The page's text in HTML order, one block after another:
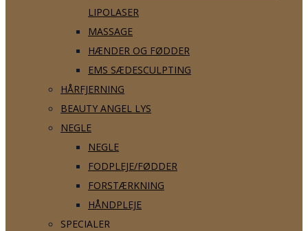
LIPOLASER
MASSAGE
HÆNDER OG FØDDER
EMS SÆDESCULPTING
HÅRFJERNING
BEAUTY ANGEL LYS
NEGLE
NEGLE
FODPLEJE/FØDDER
FORSTÆRKNING
HÅNDPLEJE
SPECIALER